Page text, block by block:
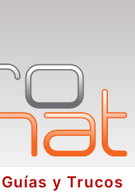
Guías y Trucos